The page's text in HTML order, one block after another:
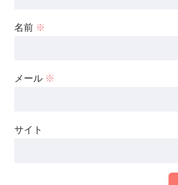
名前 ※
メール ※
サイト